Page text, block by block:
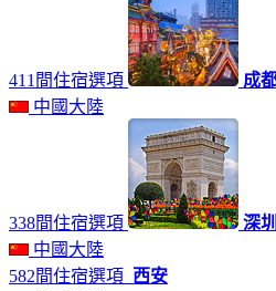
411間住宿選項
成
中國大陸
338間住宿選項
深圳
中國大陸
582間住宿選項 西安